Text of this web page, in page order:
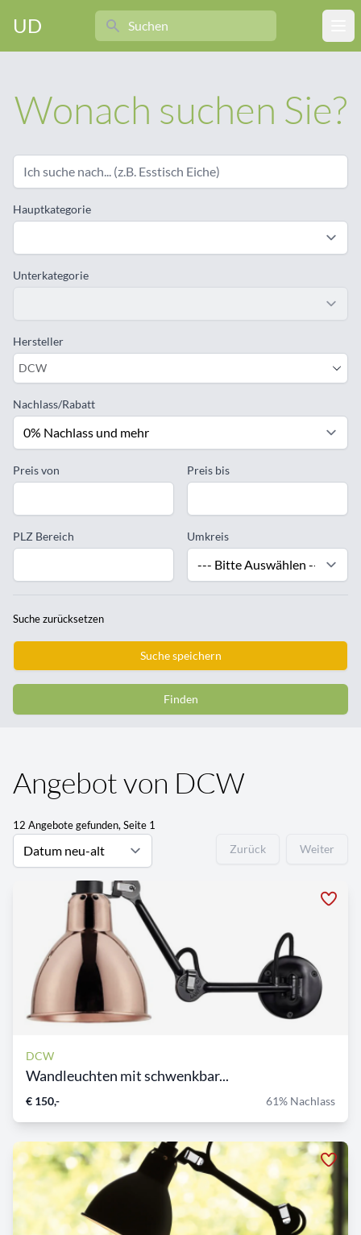
UD
Search
Wonach suchen Sie?
Hauptkategorie
Unterkategorie
Hersteller
DCW
Nachlass/Rabatt
Preis von Preis bis
PLZ Bereich Umkreis
Suche zurücksetzen
Suche speichern
Finden
Angebot von DCW
12 Angebote gefunden, Seite 1
Zurück Weiter
DCW
Wandleuchten mit schwenkbar...
€ 150,- 61% Nachlass